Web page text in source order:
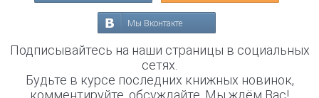
Мы Вконтакте
Подписывайтесь на наши страницы в социальных
сетях.
Будьте в курсе последних книжных новинок,
комментируйте, обсуждайте. Мы ждём Вас!